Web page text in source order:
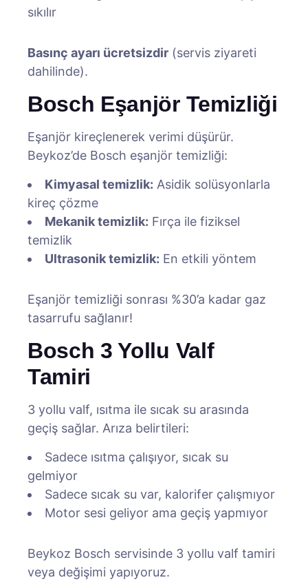
sıkılır
Basınç ayarı ücretsizdir (servis ziyareti
dahilinde).
Bosch Eşanjör Temizliği
Eşanjör kireçlenerek verimi düşürür.
Beykoz’de Bosch eşanjör temizliği:
Kimyasal temizlik: Asidik solüsyonlarla
kireç çözme
Mekanik temizlik: Fırça ile fiziksel
temizlik
Ultrasonik temizlik: En etkili yöntem
Eşanjör temizliği sonrası %30’a kadar gaz
tasarrufu sağlanır!
Bosch 3 Yollu Valf
Tamiri
3 yollu valf, ısıtma ile sıcak su arasında
geçiş sağlar. Arıza belirtileri:
Sadece ısıtma çalışıyor, sıcak su
gelmiyor
Sadece sıcak su var, kalorifer çalışmıyor
Motor sesi geliyor ama geçiş yapmıyor
Beykoz Bosch servisinde 3 yollu valf tamiri
veya değişimi yapıyoruz.